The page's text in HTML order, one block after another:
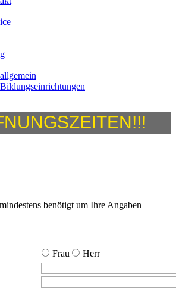
benötigt um Ihre Angaben
Frau
Herr